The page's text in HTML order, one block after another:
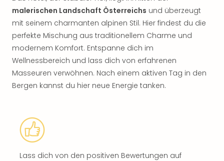
malerischen Landschaft Österreichs und überzeugt
mit seinem charmanten alpinen Stil. Hier findest du die
perfekte Mischung aus traditionellem Charme und
modernem Komfort. Entspanne dich im
Wellnessbereich und lass dich von erfahrenen
Masseuren verwöhnen. Nach einem aktiven Tag in den
Bergen kannst du hier neue Energie tanken.
Lass dich von den positiven Bewertungen auf